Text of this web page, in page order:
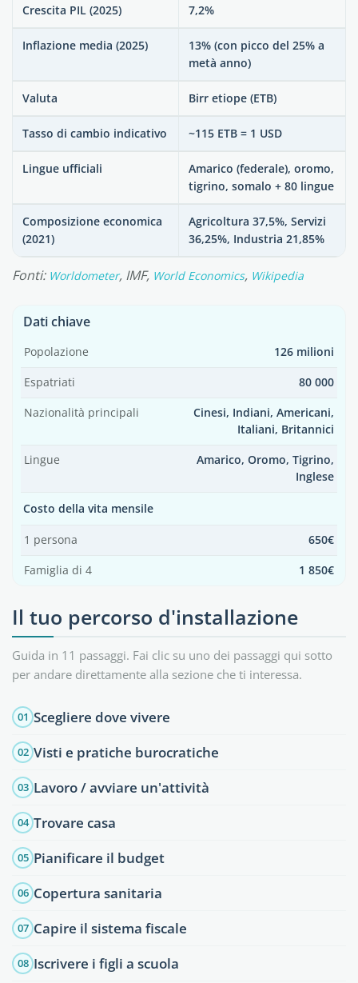
Crescita PIL (2025) 7,2%
Inflazione media (2025)
13% (con picco del 25% a
metà anno)
Valuta Birr etiope (ETB)
Tasso di cambio indicativo ~115 ETB = 1 USD
Lingue ufficiali
Amarico (federale), oromo,
tigrino, somalo + 80 lingue
Composizione economica
(2021)
Agricoltura 37,5%, Servizi
36,25%, Industria 21,85%
Fonti: Worldometer, IMF, World Economics, Wikipedia
Dati chiave
Popolazione 126 milioni
Espatriati 80 000
Nazionalità principali
Cinesi, Indiani, Americani,
Italiani, Britannici
Lingue
Amarico, Oromo, Tigrino,
Inglese
Costo della vita mensile
1 persona 650€
Famiglia di 4 1 850€
Il tuo percorso d'installazione
Guida in 11 passaggi. Fai clic su uno dei passaggi qui sotto
per andare direttamente alla sezione che ti interessa.
01 Scegliere dove vivere
02 Visti e pratiche burocratiche
03 Lavoro / avviare un'attività
04 Trovare casa
05 Pianificare il budget
06 Copertura sanitaria
07 Capire il sistema fiscale
08 Iscrivere i figli a scuola